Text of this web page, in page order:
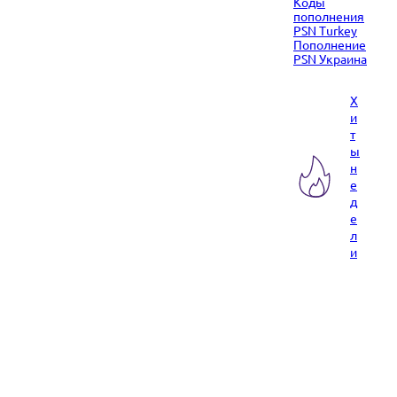
пополнения
PSN Turkey
Пополнение
PSN Украина
Х
и
т
ы
н
е
д
е
л
и